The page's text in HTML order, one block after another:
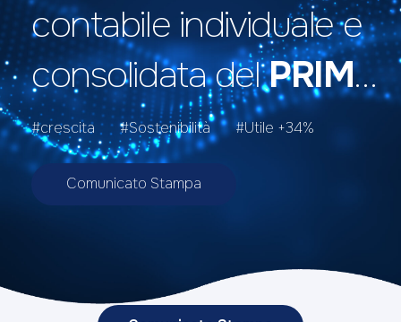
contabile individuale e
consolidata delPRIMO
SEMESTRE 2022
#crescita #Sostenibilità #Utile +34%
Comunicato Stampa